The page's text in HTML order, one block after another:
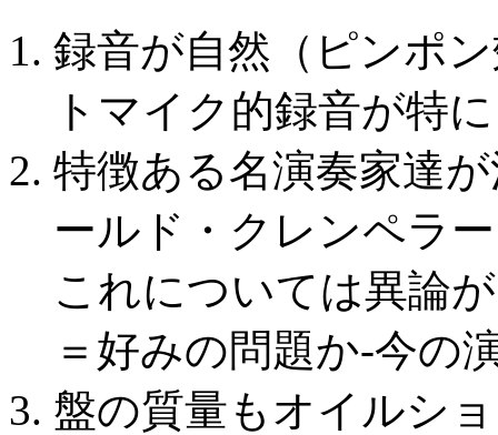
録音が自然（ピンポ
トマイク的録音が特
特徴ある名演奏家達
ールド・クレンペラ
これについては異論
＝好みの問題か-今の
盤の質量もオイルシ